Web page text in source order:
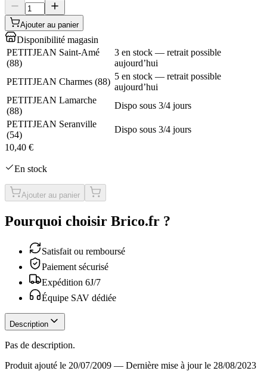
Ajouter au panier
Disponibilité magasin
PETITJEAN Saint-Amé
(88)
3 en stock — retrait possible
aujourd’hui
PETITJEAN Charmes (88)
5 en stock — retrait possible
aujourd’hui
PETITJEAN Lamarche
(88)
Dispo sous 3/4 jours
PETITJEAN Seranville
(54)
Dispo sous 3/4 jours
10,40 €
En stock
Ajouter au panier
Pourquoi choisir Brico.fr ?
Satisfait ou remboursé
Paiement sécurisé
Expédition 6J/7
Équipe SAV dédiée
Description
Pas de description.
Produit ajouté le 20/07/2009 — Dernière mise à jour le 28/08/2023